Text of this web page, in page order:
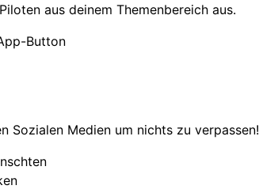
aus deinem Themenbereich aus.
Button
Sozialen Medien um nichts zu verpassen!